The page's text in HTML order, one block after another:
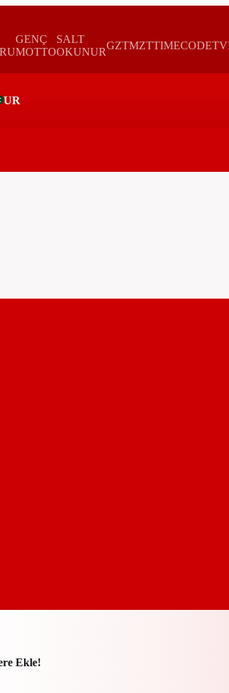
GENÇ
MOTTO
SALT
OKUNUR
GZTMZTTIMECODE
UR
Ekle!